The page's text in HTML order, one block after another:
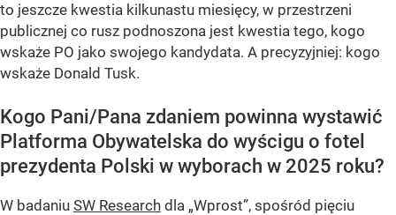
to jeszcze kwestia kilkunastu miesięcy, w przestrzeni
publicznej co rusz podnoszona jest kwestia tego, kogo
wskaże PO jako swojego kandydata. A precyzyjniej: kogo
wskaże Donald Tusk.
Kogo Pani/Pana zdaniem powinna wystawić
Platforma Obywatelska do wyścigu o fotel
prezydenta Polski w wyborach w 2025 roku?
W badaniu SW Research dla „Wprost”, spośród pięciu